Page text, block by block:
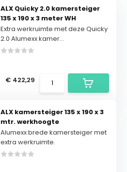
ALX Quicky 2.0 kamersteiger
135 x 190 x 3 meter WH
Extra werkruimte met deze Quicky
2.0 Alumexx kamer...
€ 422,29
ALX kamersteiger 135 x 190 x 3
mtr. werkhoogte
Alumexx brede kamersteiger met
extra werkruimte.